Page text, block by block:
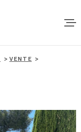
NOS
VENTE